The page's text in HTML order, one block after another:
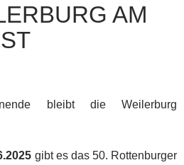
AM
bleibt die Weilerburg
gibt es das 50. Rottenburger